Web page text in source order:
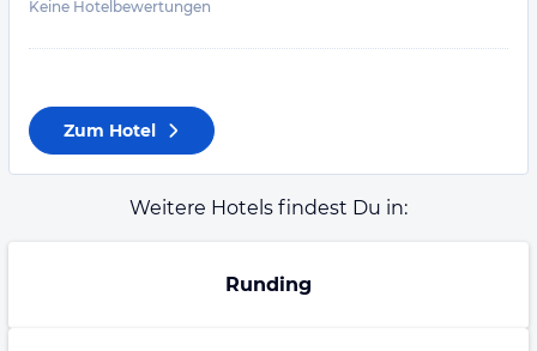
Keine Hotelbewertungen
Zum Hotel
Weitere Hotels findest Du in:
Runding